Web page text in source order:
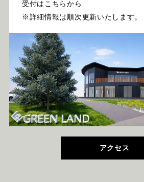
受付はこちらから
※詳細情報は順次更新いたします。
アクセス